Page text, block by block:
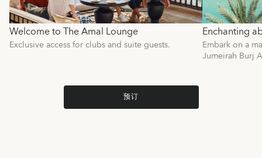
Welcome to The Amal Lounge
Exclusive access for clubs and suite guests.
Enchanting
Embark on a
Jumeirah Burj
预订